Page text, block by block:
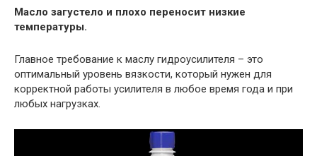
Масло загустело и плохо переносит низкие
температуры.
Главное требование к маслу гидроусилителя – это
оптимальный уровень вязкости, который нужен для
корректной работы усилителя в любое время года и при
любых нагрузках.